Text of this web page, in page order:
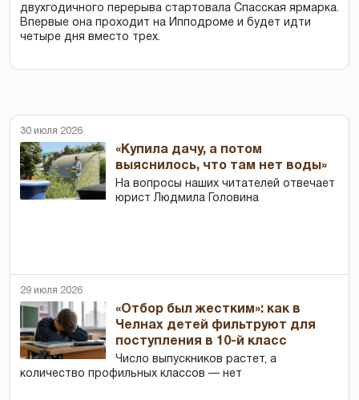
двухгодичного перерыва стартовала Спасская ярмарка.
Впервые она проходит на Ипподроме и будет идти
четыре дня вместо трех.
30 июля 2026
«Купила дачу, а потом
выяснилось, что там нет воды»
На вопросы наших читателей отвечает
юрист Людмила Головина
29 июля 2026
«Отбор был жестким»: как в
Челнах детей фильтруют для
поступления в 10-й класс
Число выпускников растет, а
количество профильных классов — нет